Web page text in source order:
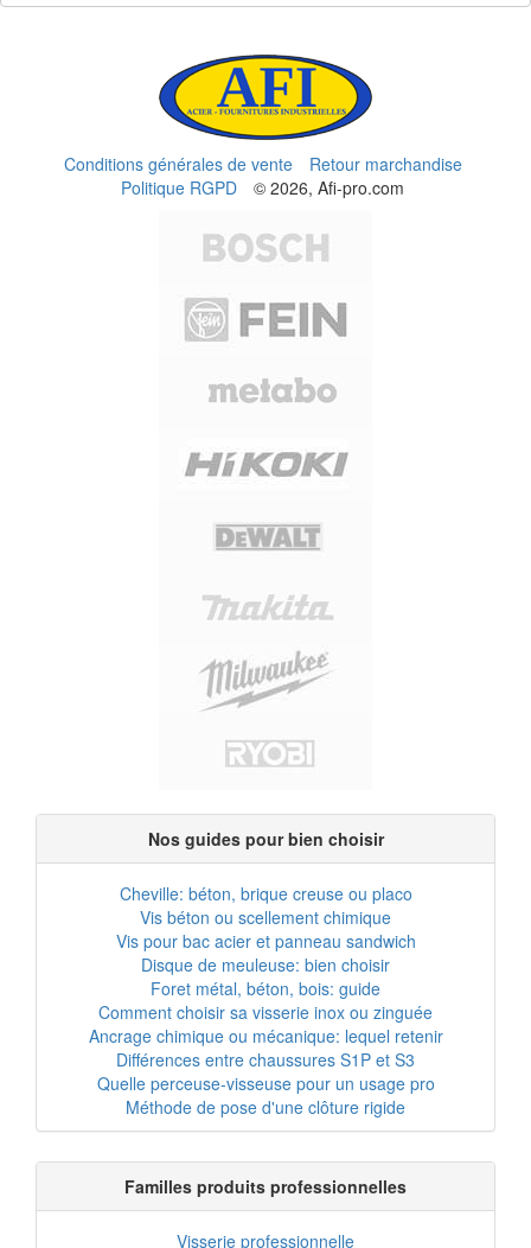
Conditions générales de vente
Retour marchandise
Politique RGPD
© 2026, Afi-pro.com
Nos guides pour bien choisir
Cheville: béton, brique creuse ou placo
Vis béton ou scellement chimique
Vis pour bac acier et panneau sandwich
Disque de meuleuse: bien choisir
Foret métal, béton, bois: guide
Comment choisir sa visserie inox ou zinguée
Ancrage chimique ou mécanique: lequel retenir
Différences entre chaussures S1P et S3
Quelle perceuse-visseuse pour un usage pro
Méthode de pose d'une clôture rigide
Familles produits professionnelles
Visserie professionnelle